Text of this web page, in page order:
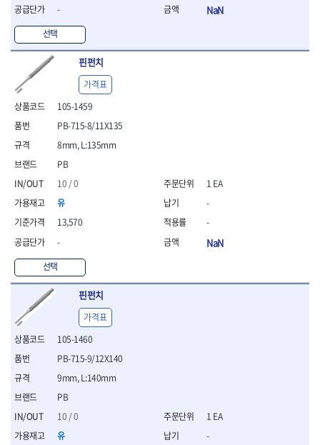
- 레이저팁 드라이버
- 라쳇렌치
- 임팩엑스트라롱소켓
- 파워렌치
- 드릴척아답타
- 조인트플러그소켓
- 옵셋렌치
- 소켓홀더
- 클라이밍비트
- 토크아답타
- 비트소켓세트
- 일자비트
- 임팩별비트
- 임팩일자비트
- 임팩포지비트
- 임팩십자비트
- 십자비트
- 임팩별비트소켓
- 임팩XZN비트소켓
- 일자비트소켓
- XZN비트
- 임팩XZN비트
- 사각비트
- 토크드라이버
-
선택
NaN
핀펀치
105-1459
PB
10 / 0
유
13,570
-
선택
PB-715-8/11X135
8mm, L:135mm
가격표
1 EA
-
-
NaN
핀펀치
105-1460
PB
10 / 0
유
PB-715-9/12X140
9mm, L:140mm
가격표
1 EA
-